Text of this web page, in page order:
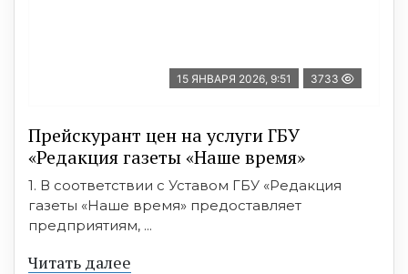
15 ЯНВАРЯ 2026, 9:51 3733
Прейскурант цен на услуги ГБУ
«Редакция газеты «Наше время»
1. В соответствии с Уставом ГБУ «Редакция
газеты «Наше время» предоставляет
предприятиям, ...
Читать далее